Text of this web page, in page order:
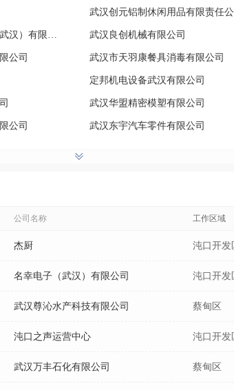
武汉创元铝制休闲用品有限责任公
阿克苏诺贝尔粉末涂料（武汉）有限公司 武汉良创机械有限公司
公司 武汉市天羽康餐具消毒有限公司
定邦机电设备武汉有限公司
武汉华盟精密模塑有限公司
公司 武汉东宇汽车零件有限公司
公司名称 工作区域
杰厨 沌口开发
名幸电子（武汉）有限公司 沌口开发
武汉尊沁水产科技有限公司 蔡甸区
沌口之声运营中心 沌口开发
武汉万丰石化有限公司 蔡甸区